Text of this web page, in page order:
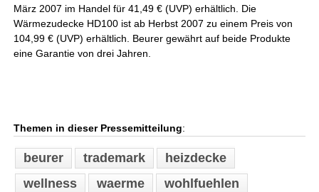
März 2007 im Handel für 41,49 € (UVP) erhältlich. Die
Wärmezudecke HD100 ist ab Herbst 2007 zu einem Preis von
104,99 € (UVP) erhältlich. Beurer gewährt auf beide Produkte
eine Garantie von drei Jahren.
Themen in dieser Pressemitteilung:
beurer trademark
heizdecke
wellness
waerme
wohlfuehlen